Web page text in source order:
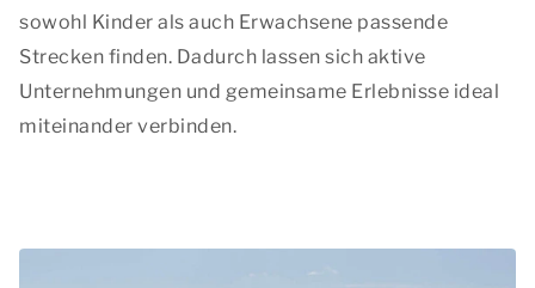
sowohl Kinder als auch Erwachsene passende
Strecken finden. Dadurch lassen sich aktive
Unternehmungen und gemeinsame Erlebnisse ideal
miteinander verbinden.